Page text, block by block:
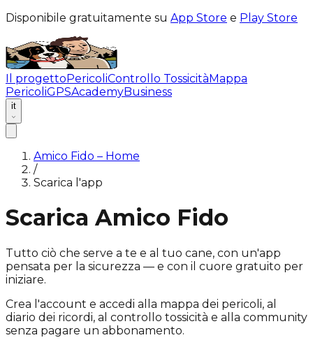
Disponibile gratuitamente su App Store e Play Store
Il progettoPericoliControllo TossicitàMappa
PericoliGPSAcademyBusiness
it
Amico Fido – Home
/
Scarica l'app
Scarica Amico Fido
Tutto ciò che serve a te e al tuo cane, con un'app
pensata per la sicurezza — e con il cuore gratuito per
iniziare.
Crea l'account e accedi alla mappa dei pericoli, al
diario dei ricordi, al controllo tossicità e alla community
senza pagare un abbonamento.